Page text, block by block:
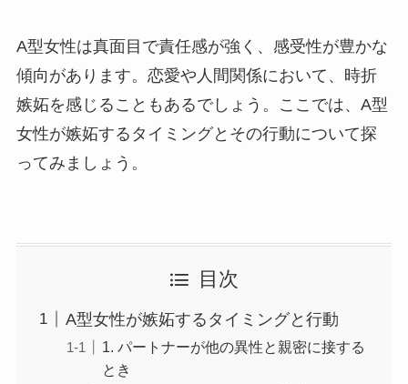
A型女性は真面目で責任感が強く、感受性が豊かな
傾向があります。恋愛や人間関係において、時折
嫉妬を感じることもあるでしょう。ここでは、A型
女性が嫉妬するタイミングとその行動について探
ってみましょう。
目次
A型女性が嫉妬するタイミングと行動
1. パートナーが他の異性と親密に接する
とき